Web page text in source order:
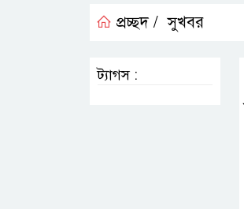
প্রচ্ছদ / সুখবর
ট্যাগস :